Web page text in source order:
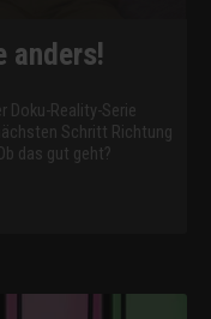
anders!
Doku-Reality-Serie
Schritt Richtung
das gut geht?